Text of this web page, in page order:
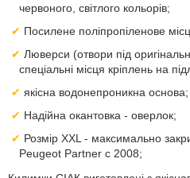
червоного, світлого кольорів;
Посилене поліпропіленове
Люверси (отвори під
спеціальні місця кріплень на
якісна водонепроникна основа;
Надійна окантовка - оверлок;
Розмір XXL - максимально
Peugeot Partner с 2008;